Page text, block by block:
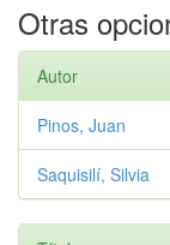
Otras
Autor
Pinos, Juan
Saquisilí, Silvia